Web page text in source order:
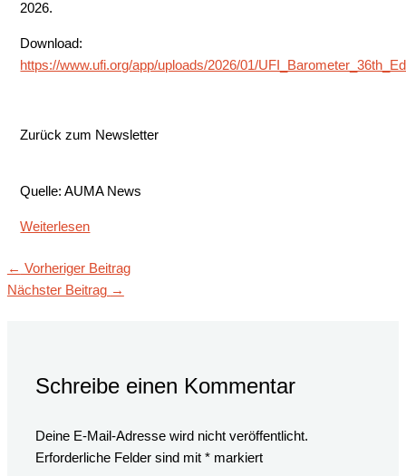
2026.
Download:
https://www.ufi.org/app/uploads/2026/01/
Zurück zum Newsletter
Quelle: AUMA News
Weiterlesen
← Vorheriger Beitrag
Nächster Beitrag →
Schreibe einen Kommentar
Deine E-Mail-Adresse wird nicht veröffentlicht.
Erforderliche Felder sind mit* markiert